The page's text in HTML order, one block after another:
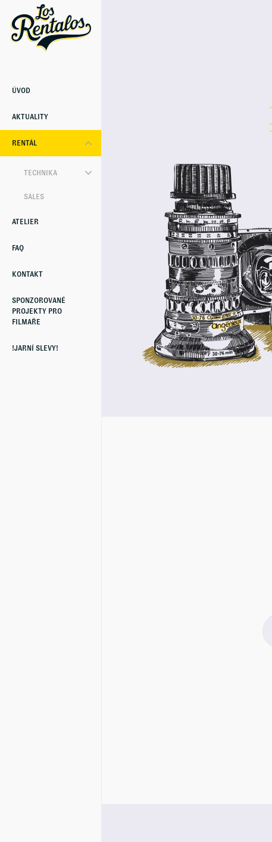
ÚVOD
AKTUALITY
RENTÁL
TECHNIKA
SALES
ATELIER
FAQ
KONTAKT
SPONZOROVANÉ
PROJEKTY PRO
FILMAŘE
!JARNÍ SLEVY!